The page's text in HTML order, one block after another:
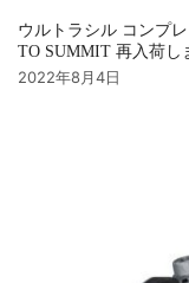
ウルトラシル コンプ
TO SUMMIT 再入荷し
2022年8月4日